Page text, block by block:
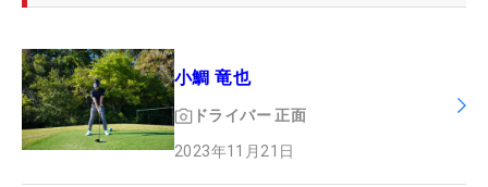
小鯛 竜也
ドライバー 正面
2023年11月21日